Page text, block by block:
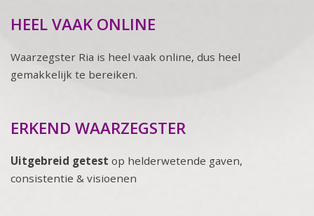
HEEL VAAK ONLINE
Waarzegster Ria is heel vaak online, dus heel
gemakkelijk te bereiken.
ERKEND WAARZEGSTER
Uitgebreid getest op helderwetende gaven,
consistentie & visioenen